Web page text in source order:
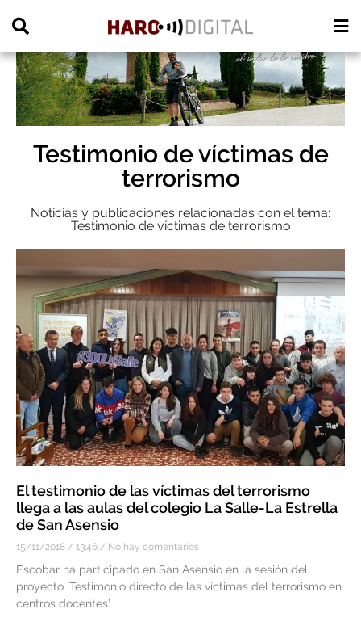
Testimonio de víctimas de
terrorismo
Noticias y publicaciones relacionadas con el tema:
Testimonio de víctimas de terrorismo
El testimonio de las víctimas del terrorismo
llega a las aulas del colegio La Salle-La Estrella
de San Asensio
15/11/2018 13:46 No hay comentarios
Escobar ha participado en San Asensio en la sesión del
proyecto ‘Testimonio directo de las víctimas del terrorismo en
centros docentes’